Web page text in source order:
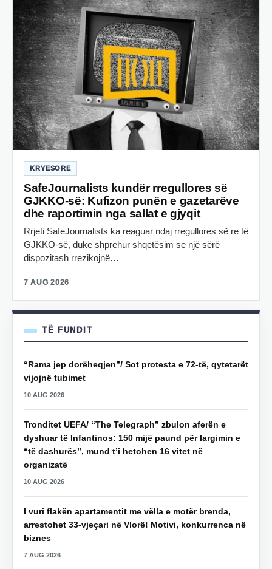
KRYESORE
SafeJournalists kundër rregullores së
GJKKO-së: Kufizon punën e gazetarëve
dhe raportimin nga sallat e gjyqit
Rrjeti SafeJournalists ka reaguar ndaj rregullores së re të
GJKKO-së, duke shprehur shqetësim se një sërë
dispozitash rrezikojnë…
7 AUG 2026
TË FUNDIT
“Rama jep dorëheqjen”/ Sot protesta e 72-të, qytetarët
vijojnë tubimet
10 AUG 2026
Tronditet UEFA/ “The Telegraph” zbulon aferën e
dyshuar të Infantinos: 150 mijë paund për largimin e
“të dashurës”, mund t’i hetohen 16 vitet në
organizatë
10 AUG 2026
I vuri flakën apartamentit me vëlla e motër brenda,
arrestohet 33-vjeçari në Vlorë! Motivi, konkurrenca në
biznes
7 AUG 2026